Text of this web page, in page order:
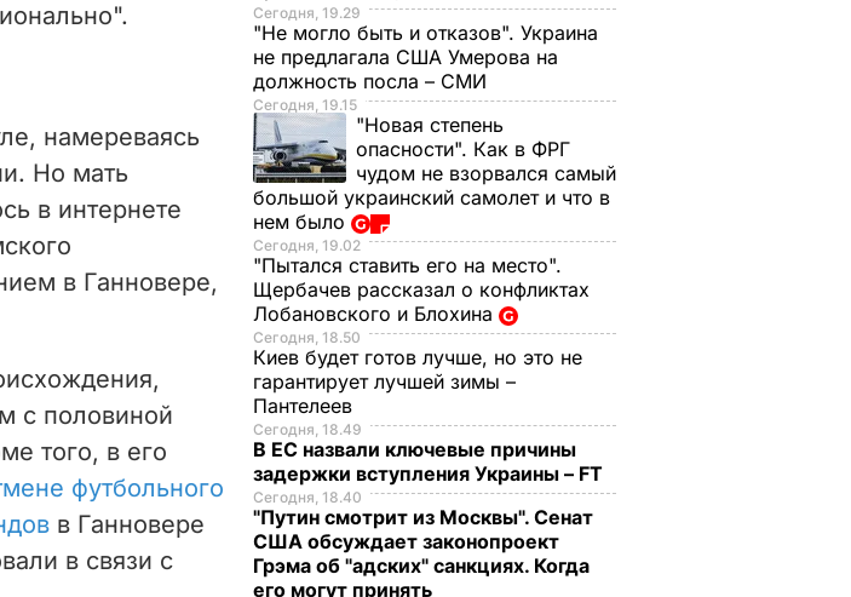
намереваясь
Но мать
в интернете
в Ганновере,
с половиной
того, в его
футбольного
в Ганновере
в связи с
Сегодня, 19.29
"Не могло быть и отказов". Украина
не предлагала США Умерова на
должность посла – СМИ
Сегодня, 19.15
"Новая степень
опасности". Как в ФРГ
чудом не взорвался самый
большой украинский самолет и что в
нем было
Сегодня, 19.02
"Пытался ставить его на место".
Щербачев рассказал о конфликтах
Лобановского и Блохина
Сегодня, 18.50
Киев будет готов лучше, но это не
гарантирует лучшей зимы –
Пантелеев
Сегодня, 18.49
В ЕС назвали ключевые причины
задержки вступления Украины – FT
Сегодня, 18.40
"Путин смотрит из Москвы". Сенат
США обсуждает законопроект
Грэма об "адских" санкциях. Когда
его могут принять